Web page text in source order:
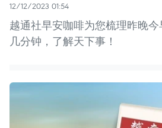
12/12/2023 01:54
越通社早安咖啡为您梳理昨晚
几分钟，了解天下事！